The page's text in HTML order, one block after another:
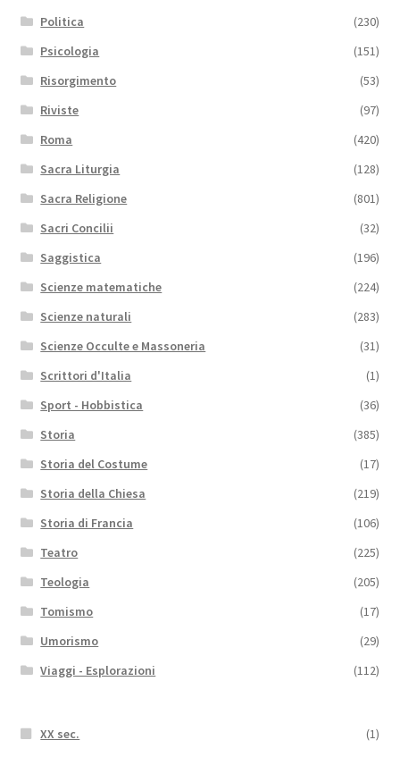
Politica
(230)
Psicologia
(151)
Risorgimento
(53)
Riviste
(97)
Roma
(420)
Sacra Liturgia
(128)
Sacra Religione
(801)
Sacri Concilii
(32)
Saggistica
(196)
Scienze matematiche
(224)
Scienze naturali
(283)
Scienze Occulte e Massoneria
(31)
Scrittori d'Italia
(1)
Sport - Hobbistica
(36)
Storia
(385)
Storia del Costume
(17)
Storia della Chiesa
(219)
Storia di Francia
(106)
Teatro
(225)
Teologia
(205)
Tomismo
(17)
Umorismo
(29)
Viaggi - Esplorazioni
(112)
XX sec. (1)